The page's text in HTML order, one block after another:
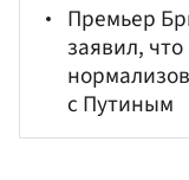
Премьер
заявил,
с Путиным